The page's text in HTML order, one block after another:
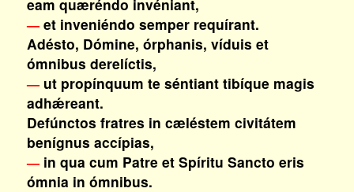
eam quæréndo invéniant,
—et inveniéndo semper requírant.
Adésto, Dómine, órphanis, víduis et
ómnibus derelíctis,
—ut propínquum te séntiant tibíque magis
adhǽreant.
Defúnctos fratres in cæléstem civitátem
benígnus accípias,
—in qua cum Patre et Spíritu Sancto eris
ómnia in ómnibus.